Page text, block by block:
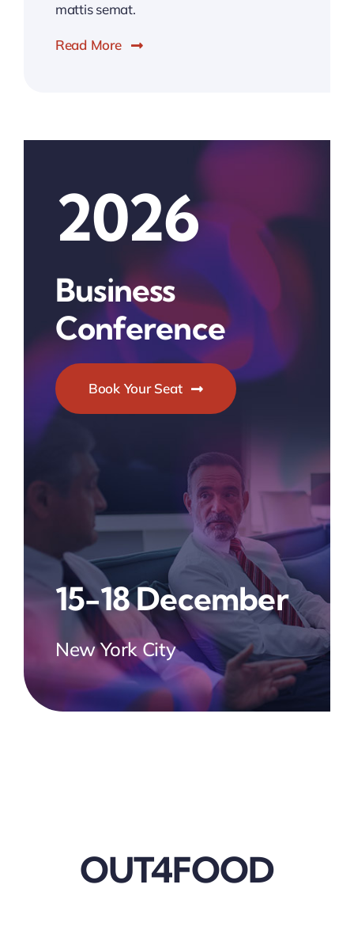
mattis semat.
Read More
2026
Business
Conference
Book Your Seat
15-18 December
New York City
OUT4FOOD